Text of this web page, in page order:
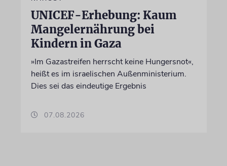
UNICEF-Erhebung: Kaum
Mangelernährung bei
Kindern in Gaza
»Im Gazastreifen herrscht keine Hungersnot«,
heißt es im israelischen Außenministerium.
Dies sei das eindeutige Ergebnis
07.08.2026